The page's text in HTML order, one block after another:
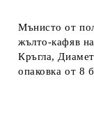
Мънисто от
жълто-кафяв
Кръгла,
опаковка от 8